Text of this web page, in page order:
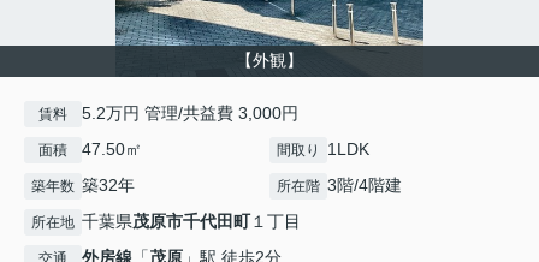
【外観】
賃料 5.2万円 管理/共益費 3,000円
面積 47.50㎡ 間取り 1LDK
築年数 築32年 所在階 3階/4階建
所在地 千葉県茂原市千代田町１丁目
外房線 「茂原 」駅 徒歩2分